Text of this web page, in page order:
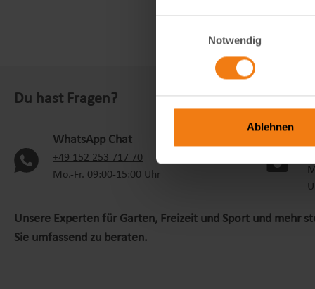
Notwendig
Ablehnen
Du hast Fragen?
WhatsApp Chat
+49 152 253 717 70 (oeffnet in neuem Tab)
Mo.-Fr. 09:00-15:00 Uhr
Unsere Experten für Garten, Freizeit und Sport und mehr
Sie umfassend zu beraten.